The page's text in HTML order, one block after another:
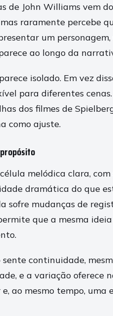
de John Williams vem
raramente percebe
um
ao longo da
isolado. Em vez
para diferentes
dos filmes de
como ajuste.
melódica clara,
dramática do que
sofre mudanças de
que a mesma
continuidade,
e a variação oferece
ao mesmo tempo,